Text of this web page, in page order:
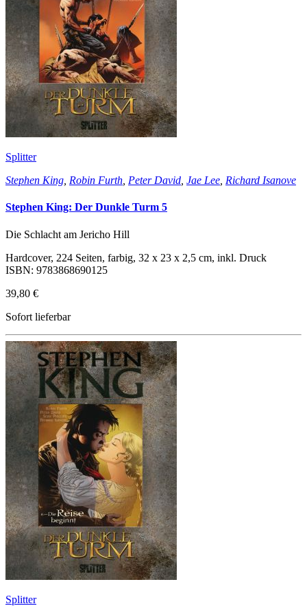
Splitter
Stephen King Robin Furth Peter David Jae Lee Richard Isanove
Stephen King: Der Dunkle Turm 5
Die Schlacht am Jericho Hill
Hardcover, 224 Seiten, farbig, 32 x 23 x 2,5 cm, inkl. Druck
ISBN: 9783868690125
39,80 €
Sofort lieferbar
Splitter